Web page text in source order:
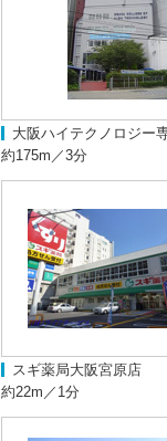
大阪ハイテクノロジー
約175m／3分
スギ薬局大阪宮原店
約22m／1分